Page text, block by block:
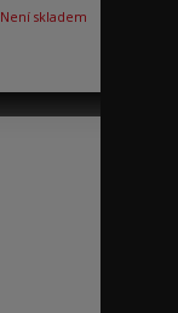
Není skladem